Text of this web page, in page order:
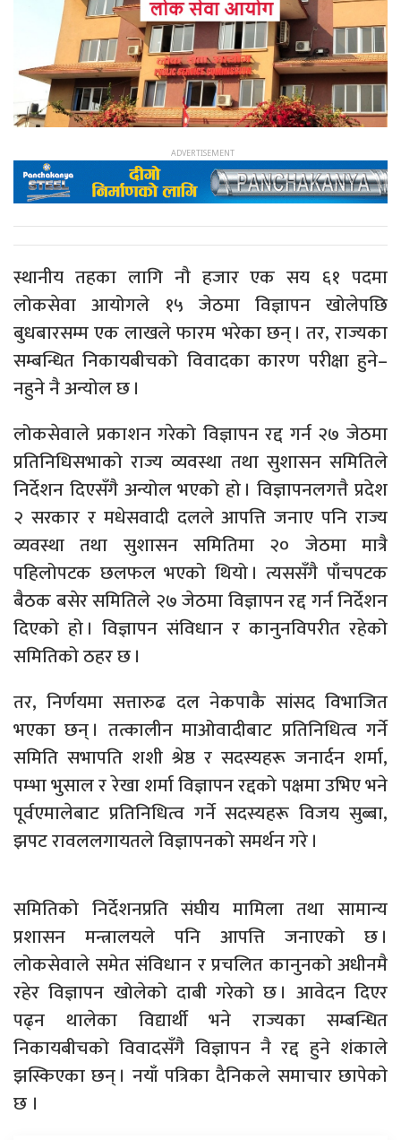
स्थानीय तहका लागि नौ हजार एक सय ६१ पदमा
लोकसेवा आयोगले १५ जेठमा विज्ञापन खोलेपछि
बुधबारसम्म एक लाखले फारम भरेका छन् । तर, राज्यका
सम्बन्धित निकायबीचको विवादका कारण परीक्षा हुने–
नहुने नै अन्योल छ ।
लोकसेवाले प्रकाशन गरेको विज्ञापन रद्द गर्न २७ जेठमा
प्रतिनिधिसभाको राज्य व्यवस्था तथा सुशासन समितिले
निर्देशन दिएसँगै अन्योल भएको हो । विज्ञापनलगत्तै प्रदेश
२ सरकार र मधेसवादी दलले आपत्ति जनाए पनि राज्य
व्यवस्था तथा सुशासन समितिमा २० जेठमा मात्रै
पहिलोपटक छलफल भएको थियो । त्यससँगै पाँचपटक
बैठक बसेर समितिले २७ जेठमा विज्ञापन रद्द गर्न निर्देशन
दिएको हो । विज्ञापन संविधान र कानुनविपरीत रहेको
समितिको ठहर छ ।
तर, निर्णयमा सत्तारुढ दल नेकपाकै सांसद विभाजित
भएका छन् । तत्कालीन माओवादीबाट प्रतिनिधित्व गर्ने
समिति सभापति शशी श्रेष्ठ र सदस्यहरू जनार्दन शर्मा,
पम्भा भुसाल र रेखा शर्मा विज्ञापन रद्दको पक्षमा उभिए भने
पूर्वएमालेबाट प्रतिनिधित्व गर्ने सदस्यहरू विजय सुब्बा,
झपट रावललगायतले विज्ञापनको समर्थन गरे ।
समितिको निर्देशनप्रति संघीय मामिला तथा सामान्य
प्रशासन मन्त्रालयले पनि आपत्ति जनाएको छ ।
लोकसेवाले समेत संविधान र प्रचलित कानुनको अधीनमै
रहेर विज्ञापन खोलेको दाबी गरेको छ । आवेदन दिएर
पढ्न थालेका विद्यार्थी भने राज्यका सम्बन्धित
निकायबीचको विवादसँगै विज्ञापन नै रद्द हुने शंकाले
झस्किएका छन् । नयाँ पत्रिका दैनिकले समाचार छापेकाे
छ ।